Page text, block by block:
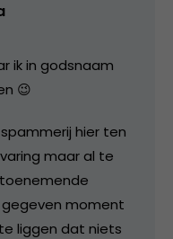
ik in godsnaam
😉
hier ten
maar al te
moment
liggen dat niets